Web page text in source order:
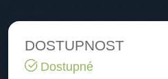
DOSTUPNOST
Dostupné